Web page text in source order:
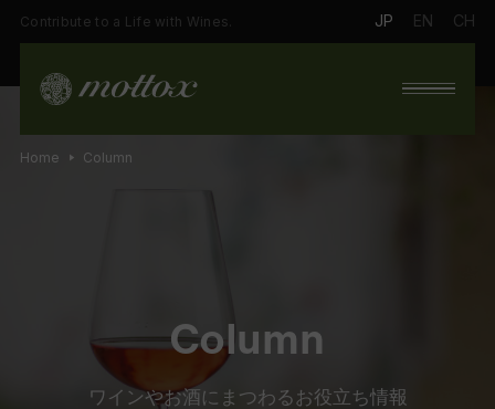
Contribute to a Life with Wines. JP EN CH
Column
ワインやお酒にまつわるお役立ち情報
Home Column